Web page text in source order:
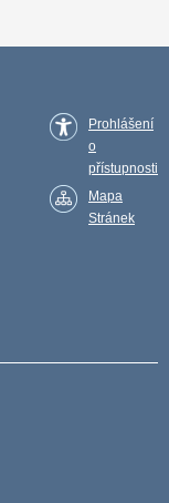
Prohlášení
o
přístupnosti
Mapa
Stránek